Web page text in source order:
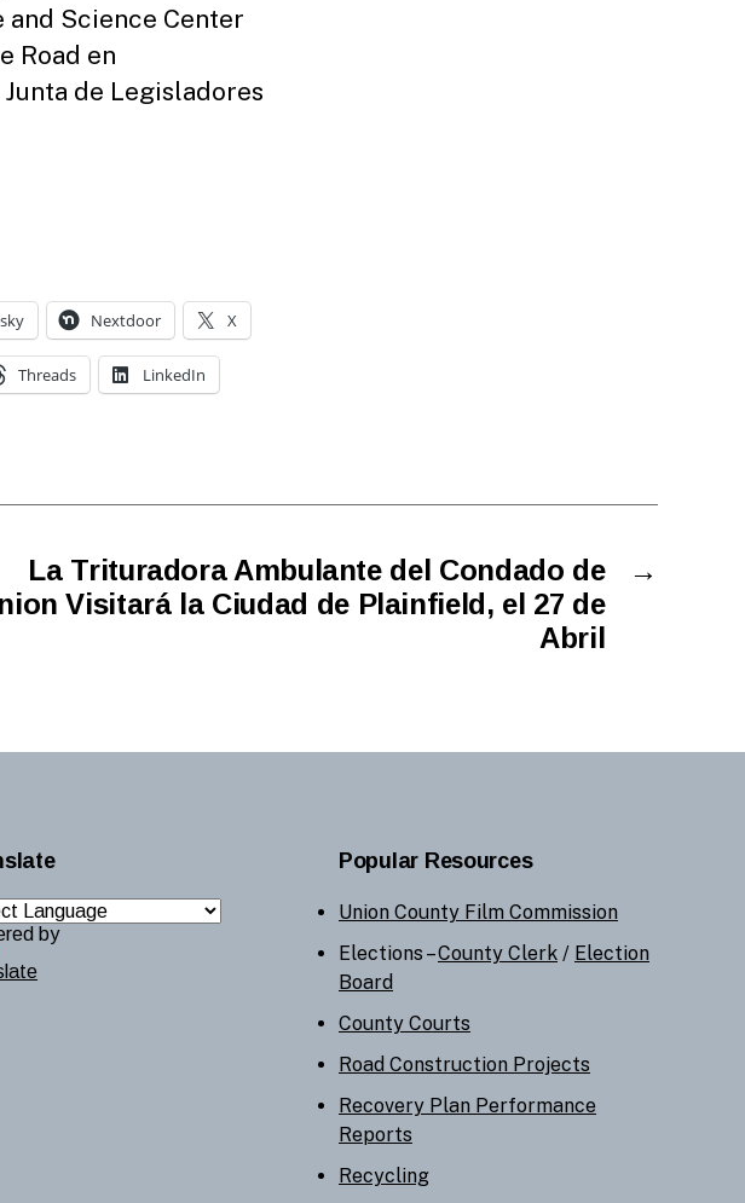
Science Center
Road en
de Legisladores
Nextdoor X
Threads LinkedIn
→
La Trituradora Ambulante del Condado de
Visitará la Ciudad de Plainfield, el 27 de
Abril
by
Popular Resources
Union County Film Commission
Elections –County Clerk / Election
Board
County Courts
Road Construction Projects
Recovery Plan Performance
Reports
Recycling